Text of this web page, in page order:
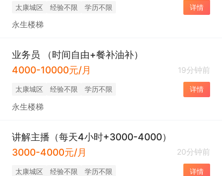
太康城区 经验不限 学历不限 详情
永生楼梯
业务员 （时间自由+餐补油补）
4000-10000元/月
19分钟前
太康城区 经验不限 学历不限 详情
永生楼梯
讲解主播（每天4小时+3000-4000）
3000-4000元/月
20分钟前
太康城区 经验不限 学历不限 详情